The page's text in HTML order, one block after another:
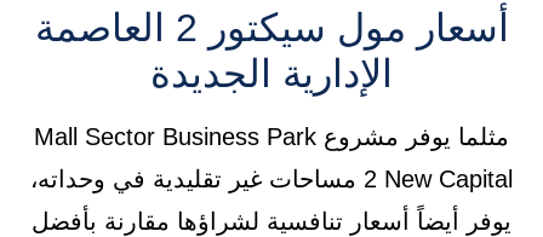
أسعار مول سيكتور 2 العاصمة
الإدارية الجديدة
مثلما يوفر مشروع Mall Sector Business Park
2 New Capital مساحات غير تقليدية في وحداته،
يوفر أيضاً أسعار تنافسية لشراؤها مقارنة بأفضل